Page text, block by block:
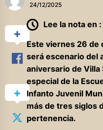
24/12/2025
Lee la nota en :
Este viernes 26 de
será escenario del
aniversario de Villa
especial de la
Infanto Juvenil
más de tres siglos
pertenencia.